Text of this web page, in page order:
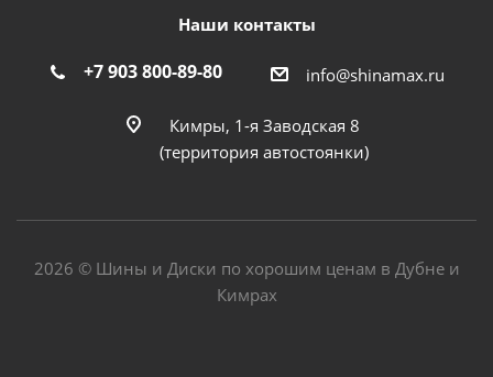
Наши контакты
+7 903 800-89-80 info@shinamax.ru
Кимры, 1-я Заводская 8
(территория автостоянки)
2026 © Шины и Диски по хорошим ценам в Дубне и
Кимрах